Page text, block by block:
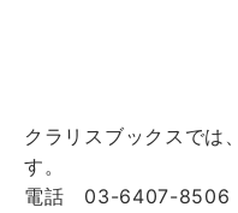
クラリスブックスでは
す。
電話 03-6407-8506